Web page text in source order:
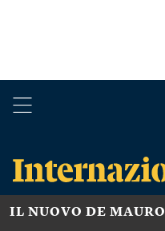
IL NUOVO DE MAURO